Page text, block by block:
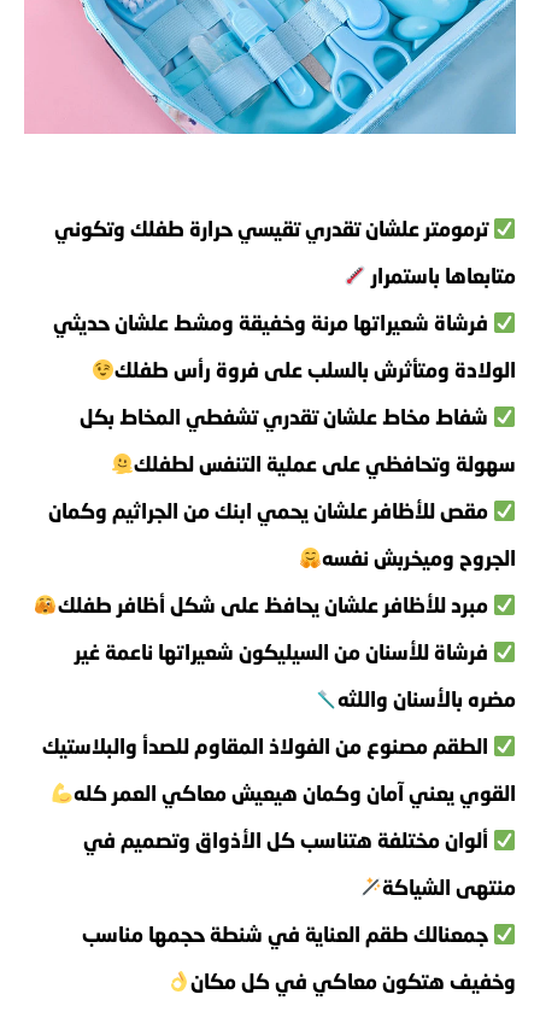
ترمومتر علشان تقدري تقيسي حرارة طفلك وتكوني
متابعاها باستمرار
فرشاة شعيراتها مرنة وخفيقة ومشط علشان حديثي
الولادة ومتأثرش بالسلب على فروة رأس طفلك
شفاط مخاط علشان تقدري تشفطي المخاط بكل
سهولة وتحافظي على عملية التنفس لطفلك
مقص للأظافر علشان يحمي ابنك من الجراثيم وكمان
الجروح وميخربش نفسه
مبرد للأظافر علشان يحافظ على شكل أظافر طفلك
فرشاة للأسنان من السيليكون شعيراتها ناعمة غير
مضره بالأسنان واللثه
الطقم مصنوع من الفولاذ المقاوم للصدأ والبلاستيك
القوي يعني آمان وكمان هيعيش معاكي العمر كله
ألوان مختلفة هتناسب كل الأذواق وتصميم في
منتهى الشياكة
جمعنالك طقم العناية في شنطة حجمها مناسب
وخفيف هتكون معاكي في كل مكان